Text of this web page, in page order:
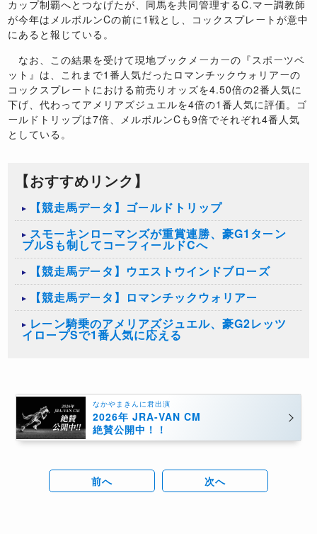
カップ制覇へとつなげたが、同馬を共同管理するC.マー調教師
が今年はメルボルンCの前に1戦とし、コックスプレートが意中
にあると報じている。
なお、この結果を受けて現地ブックメーカーの『スポーツベ
ット』は、これまで1番人気だったロマンチックウォリアーの
コックスプレートにおける前売りオッズを4.50倍の2番人気に
下げ、代わってアメリアズジュエルを4倍の1番人気に評価。ゴ
ールドトリップは7倍、メルボルンCも9倍でそれぞれ4番人気
としている。
【おすすめリンク】
【競走馬データ】ゴールドトリップ
スモーキンローマンズが重賞連勝、豪G1ターン
ブルSも制してコーフィールドCへ
【競走馬データ】ウエストウインドブローズ
【競走馬データ】ロマンチックウォリアー
レーン騎乗のアメリアズジュエル、豪G2レッツ
イロープSで1番人気に応える
なかやまきんに君出演
2026年 JRA-VAN CM
絶賛公開中！！
前へ 次へ